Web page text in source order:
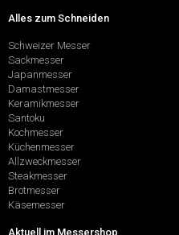
Alles zum Schneiden
Schweizer Messer
Sackmesser
Japanmesser
Damastmesser
Keramikmesser
Santoku
Kochmesser
Küchenmesser
Allzweckmesser
Steakmesser
Brotmesser
Käsemesser
Aktuell im Messershop